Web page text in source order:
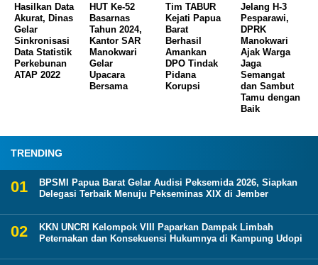
Hasilkan Data
Akurat, Dinas
Gelar
Sinkronisasi
Data Statistik
Perkebunan
ATAP 2022
HUT Ke-52
Basarnas
Tahun 2024,
Kantor SAR
Manokwari
Gelar
Upacara
Bersama
Tim TABUR
Kejati Papua
Barat
Berhasil
Amankan
DPO Tindak
Pidana
Korupsi
Jelang H-3
Pesparawi,
DPRK
Manokwari
Ajak Warga
Jaga
Semangat
dan Sambut
Tamu dengan
Baik
TRENDING
BPSMI Papua Barat Gelar Audisi Peksemida 2026, Siapkan
Delegasi Terbaik Menuju Pekseminas XIX di Jember
KKN UNCRI Kelompok VIII Paparkan Dampak Limbah
Peternakan dan Konsekuensi Hukumnya di Kampung Udopi